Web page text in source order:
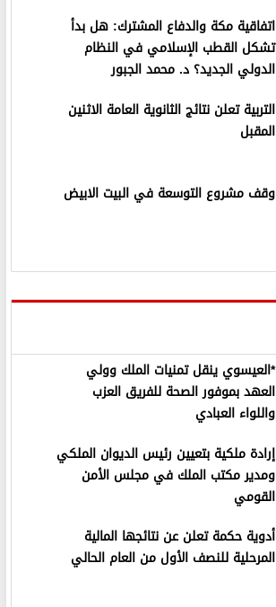
اتفاقية مكة والدفاع المشترك: هل بدأ
تشكل القطب الإسلامي في النظام
الدولي الجديد؟ د. محمد الجبور
التربية تعلن نتائج الثانوية العامة الاثنين
المقبل
وقف مشروع التوسعة في البيت الابيض
*العيسوي ينقل تمنيات الملك وولي
العهد بموفور الصحة للفريق العزب
واللواء العبادي
إرادة ملكية بتعيين رئيس الديوان الملكي
ومدير مكتب الملك في مجلس الأمن
القومي
أدوية حكمة تعلن عن نتائجها المالية
المرحلية للنصف الأول من العام الحالي